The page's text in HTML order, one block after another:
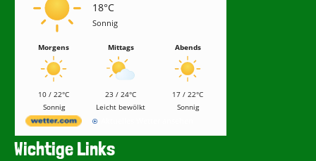
18°C
Sonnig
Morgens
10 / 22°C
Sonnig
Mittags
23 / 24°C
Leicht bewölkt
Abends
17 / 22°C
Sonnig
Wichtige Links